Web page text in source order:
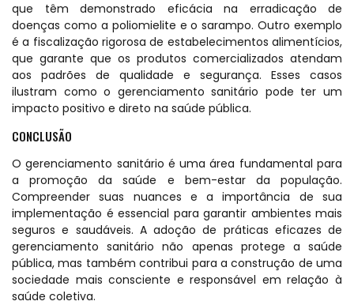
que têm demonstrado eficácia na erradicação de
doenças como a poliomielite e o sarampo. Outro exemplo
é a fiscalização rigorosa de estabelecimentos alimentícios,
que garante que os produtos comercializados atendam
aos padrões de qualidade e segurança. Esses casos
ilustram como o gerenciamento sanitário pode ter um
impacto positivo e direto na saúde pública.
CONCLUSÃO
O gerenciamento sanitário é uma área fundamental para
a promoção da saúde e bem-estar da população.
Compreender suas nuances e a importância de sua
implementação é essencial para garantir ambientes mais
seguros e saudáveis. A adoção de práticas eficazes de
gerenciamento sanitário não apenas protege a saúde
pública, mas também contribui para a construção de uma
sociedade mais consciente e responsável em relação à
saúde coletiva.